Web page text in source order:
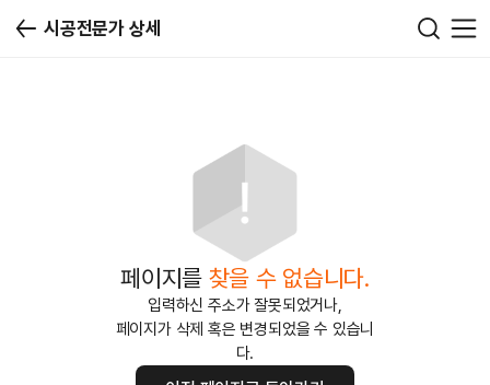
시공전문가 상세
페이지를 찾을 수 없습니다.
입력하신 주소가 잘못되었거나,
페이지가 삭제 혹은 변경되었을 수 있습니
다.